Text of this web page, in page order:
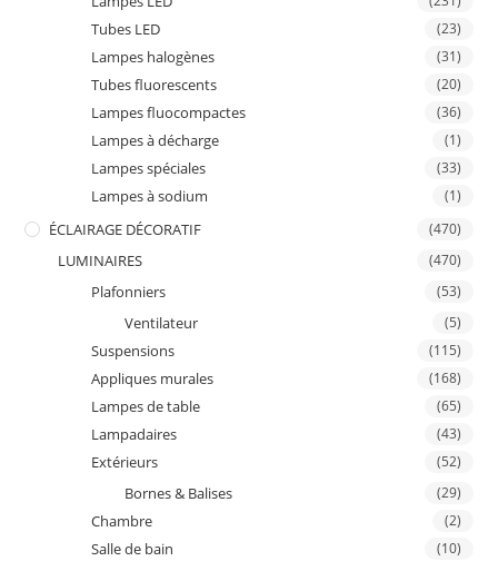
Tubes LED (23)
Lampes halogènes (31)
Tubes fluorescents (20)
Lampes fluocompactes (36)
Lampes à décharge (1)
Lampes spéciales (33)
Lampes à sodium (1)
ÉCLAIRAGE DÉCORATIF (470)
LUMINAIRES (470)
Plafonniers (53)
Ventilateur (5)
Suspensions (115)
Appliques murales (168)
Lampes de table (65)
Lampadaires (43)
Extérieurs (52)
Bornes & Balises (29)
Chambre (2)
Salle de bain (10)